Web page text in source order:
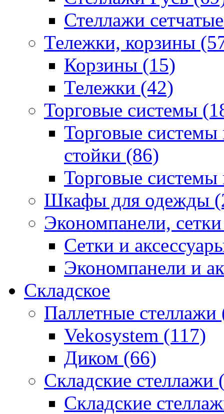
Стеллажи
Тележки, корзины
Корзины (15)
Тележки (42)
Торговые системы
Торговые
стойки (86)
Торговые системы
Шкафы для одежды
Экономпанели,
Сетки и
Экономпанели и
Складское
Паллетные стеллажи
Vekosystem (117)
Диком (66)
Складские стеллажи
Складские